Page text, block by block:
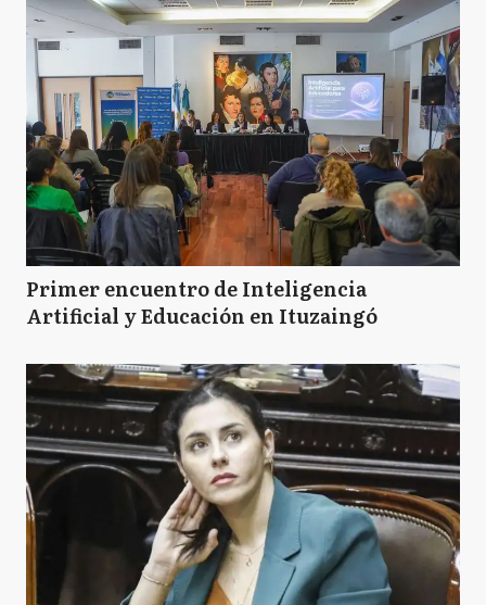
Primer encuentro de Inteligencia
Artificial y Educación en Ituzaingó